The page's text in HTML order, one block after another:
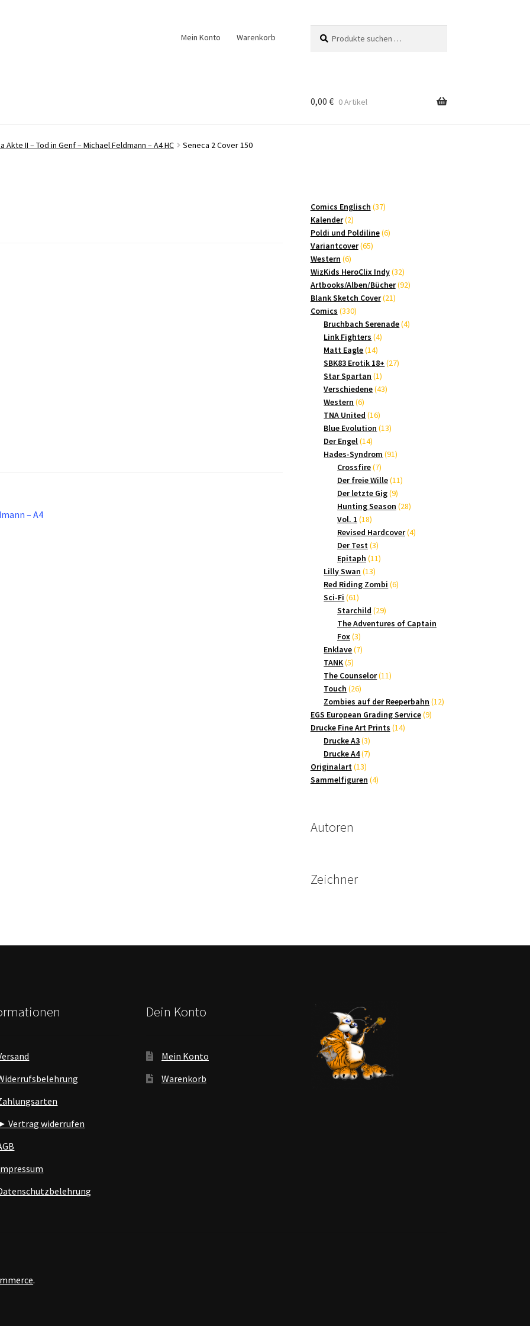
Mein Konto Warenkorb
nach:
0,00 € 0 Artikel
Akte II – Tod in Genf – Michael Feldmann – A4 HC Seneca 2 Cover 150
– A4
Comics Englisch 3737
Kalender 22
Produkte
Poldi und Poldiline 66
Variantcover 6565
Western 66
Produkte
WizKids HeroClix Indy 3232
Produkte
Artbooks/Alben/Bücher 9292
Blank Sketch Cover 2121
Comics 330330
Produkte
Bruchbach Serenade 44
Link Fighters 44
Matt Eagle 1414
Produkte
SBK83 Erotik 18+ 2727
Star Spartan 11
Produkt
Verschiedene 4343
Western 66
Produkte
TNA United 1616
Produkte
Blue Evolution 1313
Der Engel 1414
Produkte
Hades-Syndrom 9191
Crossfire 77
Produkte
Der freie Wille 1111
Der letzte Gig 99
Produkte
Hunting Season 2828
Vol. 1 1818
Produkte
Revised Hardcover 44
Der Test 33
Produkte
Epitaph 1111
Lilly Swan 1313
Produkte
Red Riding Zombi 66
Sci-Fi 6161
Produkte
Starchild 2929
Produkte
The Adventures of Captain
Fox 33
Produkte
Enklave 77
TANK 55
Produkte
The Counselor 1111
Touch 2626
Produkte
Zombies auf der Reeperbahn 1212
EGS European Grading Service 99
Drucke Fine Art Prints 1414
Drucke A3 33
Produkte
Drucke A4 77
Originalart 1313
Produkte
Sammelfiguren 44
Autoren
Zeichner
Vertrag widerrufen
Dein Konto
Mein Konto
Warenkorb
.